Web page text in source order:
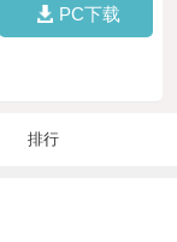
PC下载
排行